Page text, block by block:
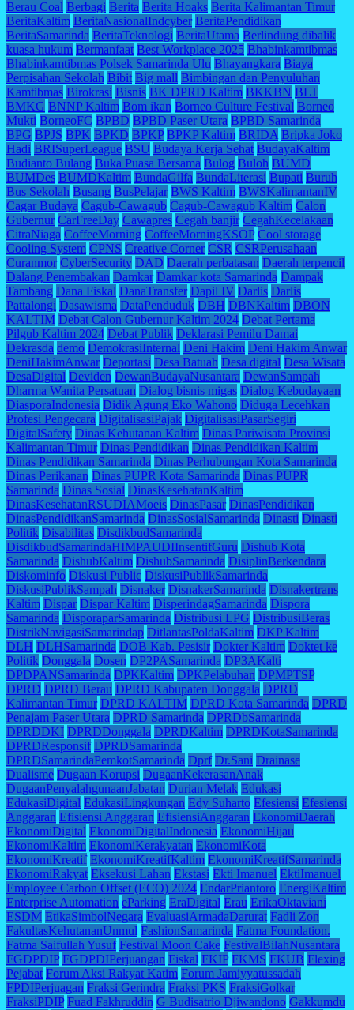
Berau Coal Berbagi Berita Berita Hoaks Berita Kalimantan Timur
BeritaKaltim BeritaNasionalIndcyber BeritaPendidikan
BeritaSamarinda BeritaTeknologi BeritaUtama Berlindung dibalik
kuasa hukum Bermanfaat Best Workplace 2025 Bhabinkamtibmas
Bhabinkamtibmas Polsek Samarinda Ulu Bhayangkara Biaya
Perpisahan Sekolah Bibit Big mall Bimbingan dan Penyuluhan
Kamtibmas Birokrasi Bisnis BK DPRD Kaltim BKKBN BLT
BMKG BNNP Kaltim Bom ikan Borneo Culture Festival Borneo
Mukti BorneoFC BPBD BPBD Paser Utara BPBD Samarinda
BPG BPJS BPK BPKD BPKP BPKP Kaltim BRIDA Bripka Joko
Hadi BRISuperLeague BSU Budaya Kerja Sehat BudayaKaltim
Budianto Bulang Buka Puasa Bersama Bulog Buloh BUMD
BUMDes BUMDKaltim BundaGilfa BundaLiterasi Bupati Buruh
Bus Sekolah Busang BusPelajar BWS Kaltim BWSKalimantanIV
Cagar Budaya Cagub-Cawagub Cagub-Cawagub Kaltim Calon
Gubernur CarFreeDay Cawapres Cegah banjir CegahKecelakaan
CitraNiaga CoffeeMorning CoffeeMorningKSOP Cool storage
Cooling System CPNS Creative Corner CSR CSRPerusahaan
Curanmor CyberSecurity DAD Daerah perbatasan Daerah terpencil
Dalang Penembakan Damkar Damkar kota Samarinda Dampak
Tambang Dana Fiskal DanaTransfer Dapil IV Darlis Darlis
Pattalongi Dasawisma DataPenduduk DBH DBNKaltim DBON
KALTIM Debat Calon Gubernur Kaltim 2024 Debat Pertama
Pilgub Kaltim 2024 Debat Publik Deklarasi Pemilu Damai
Dekrasda demo DemokrasiInternal Deni Hakim Deni Hakim Anwar
DeniHakimAnwar Deportasi Desa Batuah Desa digital Desa Wisata
DesaDigital Deviden DewanBudayaNusantara DewanSampah
Dharma Wanita Persatuan Dialog bisnis migas Dialog Kebudayaan
DiasporaIndonesia Didik Agung Eko Wahono Diduga Lecehkan
Profesi Pengecara DigitalisasiPajak DigitalisasiPasarSegiri
DigitalSafety Dinas Kehutanan Kaltim Dinas Pariwisata Provinsi
Kalimantan Timur Dinas Pendidikan Dinas Pendidikan Kaltim
Dinas Pendidikan Samarinda Dinas Perhubungan Kota Samarinda
Dinas Perikanan Dinas PUPR Kota Samarinda Dinas PUPR
Samarinda Dinas Sosial DinasKesehatanKaltim
DinasKesehatanRSUDIAMoeis DinasPasar DinasPendidikan
DinasPendidikanSamarinda DinasSosialSamarinda Dinasti Dinasti
Politik Disabilitas DisdikbudSamarinda
DisdikbudSamarindaHIMPAUDIInsentifGuru Dishub Kota
Samarinda DishubKaltim DishubSamarinda DisiplinBerkendara
Diskominfo Diskusi Public DiskusiPublikSamarinda
DiskusiPublikSampah Disnaker DisnakerSamarinda Disnakertrans
Kaltim Dispar Dispar Kaltim DisperindagSamarinda Dispora
Samarinda DisporaparSamarinda Distribusi LPG DistribusiBeras
DistrikNavigasiSamarindap DitlantasPoldaKaltim DKP Kaltim
DLH DLHSamarinda DOB Kab. Pesisir Dokter Kaltim Doktet ke
Politik Donggala Dosen DP2PASamarinda DP3AKalti
DPDPANSamarinda DPKKaltim DPKPelabuhan DPMPTSP
DPRD DPRD Berau DPRD Kabupaten Donggala DPRD
Kalimantan Timur DPRD KALTIM DPRD Kota Samarinda DPRD
Penajam Paser Utara DPRD Samarinda DPRDbSamarinda
DPRDDKI DPRDDonggala DPRDKaltim DPRDKotaSamarinda
DPRDResponsif DPRDSamarinda
DPRDSamarindaPemkotSamarinda Dprf Dr.Sani Drainase
Dualisme Dugaan Korupsi DugaanKekerasanAnak
DugaanPenyalahgunaanJabatan Durian Melak Edukasi
EdukasiDigital EdukasiLingkungan Edy Suharto Efesiensi Efesiensi
Anggaran Efisiensi Anggaran EfisiensiAnggaran EkonomiDaerah
EkonomiDigital EkonomiDigitalIndonesia EkonomiHijau
EkonomiKaltim EkonomiKerakyatan EkonomiKota
EkonomiKreatif EkonomiKreatifKaltim EkonomiKreatifSamarinda
EkonomiRakyat Eksekusi Lahan Ekstasi Ekti Imanuel EktiImanuel
Employee Carbon Offset (ECO) 2024 EndarPriantoro EnergiKaltim
Enterprise Automation eParking EraDigital Erau ErikaOktaviani
ESDM EtikaSimbolNegara EvaluasiArmadaDarurat Fadli Zon
FakultasKehutananUnmul FashionSamarinda Fatma Foundation.
Fatma Saifullah Yusuf Festival Moon Cake FestivalBilahNusantara
FGDPDIP FGDPDIPerjuangan Fiskal FKIP FKMS FKUB Flexing
Pejabat Forum Aksi Rakyat Katim Forum Jamiyyatussadah
FPDIPerjuagan Fraksi Gerindra Fraksi PKS FraksiGolkar
FraksiPDIP Fuad Fakhruddin G Budisatrio Djiwandono Gakkumdu